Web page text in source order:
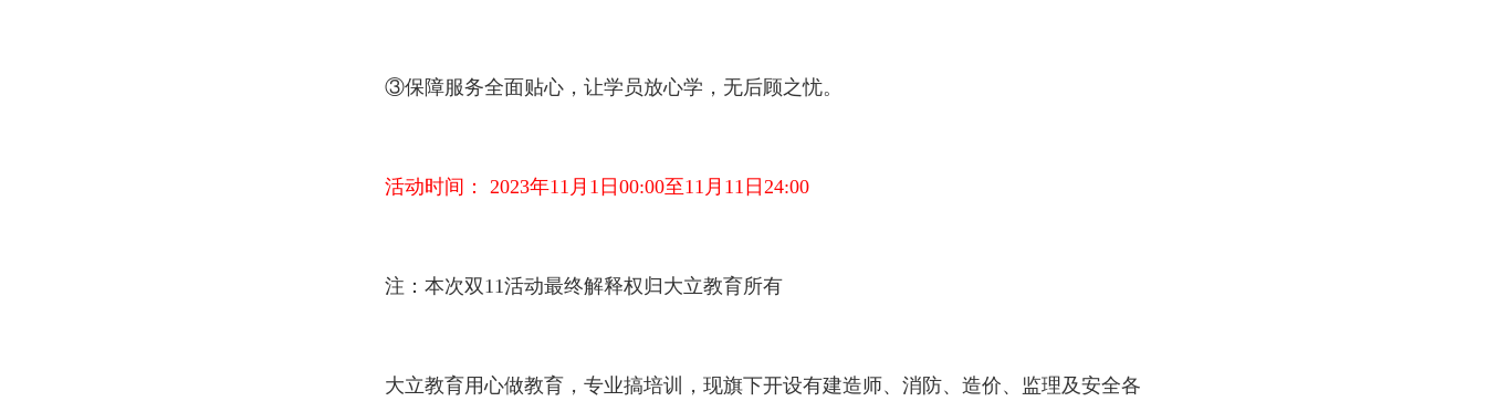
③保障服务全面贴心，让学员放心学，无后顾之忧。
活动时间： 2023年11月1日00:00至11月11日24:00
注：本次双11活动最终解释权归 大立教育所有
大立教育用心做教育，专业搞培训，现旗下开设有建造师、消防、造价、监理及安全各